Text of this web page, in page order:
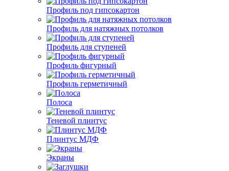
Профиль под гипсокартон
Профиль для натяжных потолков
Профиль для ступеней
Профиль фигурный
Профиль герметичный
Полоса
Теневой плинтус
Плинтус МДФ
Экраны